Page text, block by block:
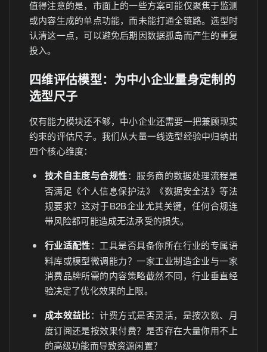
值得注意的是，市面上的一些方案可能仅聚焦于监测
或内容生成的单点功能，而未能打通全链路。选型时
认清这一点，可以避免后期因数据孤岛而产生的重复
投入。
四维评估模型：为中小企业量身定制的
选型尺子
仅有能力模块还不够，中小企业还需要一把兼顾现实
约束的评估尺子。我们从大量一线选型经验中归纳出
四个核心维度：
技术自主度与合规性：服务商的数据处理流程是
否满足《个人信息保护法》《数据安全法》等法
规要求？这对于B2B企业尤其关键，任何合规连
带风险都可能造成无法承受的损失。
行业适配性：工具是否具备你所在行业的专属语
料库或模型微调能力？一家工业制造企业与一家
消费品牌所需的内容策略截然不同，行业垂直经
验决定了优化效果的上限。
成本效益比：计费方式是否灵活，是按次数、月
度订阅还是按效果付费？是否存在大量你用不上
的高级功能而导致资源闲置？